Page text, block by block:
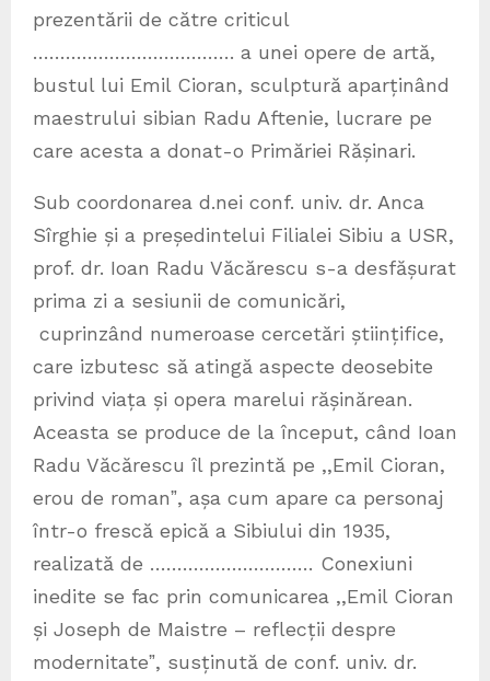
prezentării de către criticul
………………………………. a unei opere de artă,
bustul lui Emil Cioran, sculptură aparținând
maestrului sibian Radu Aftenie, lucrare pe
care acesta a donat-o Primăriei Rășinari.
Sub coordonarea d.nei conf. univ. dr. Anca
Sîrghie și a președintelui Filialei Sibiu a USR,
prof. dr. Ioan Radu Văcărescu s-a desfășurat
prima zi a sesiunii de comunicări,
cuprinzând numeroase cercetări științifice,
care izbutesc să atingă aspecte deosebite
privind viața și opera marelui rășinărean.
Aceasta se produce de la început, când Ioan
Radu Văcărescu îl prezintă pe ,,Emil Cioran,
erou de romanˮ, așa cum apare ca personaj
într-o frescă epică a Sibiului din 1935,
realizată de ………………………… Conexiuni
inedite se fac prin comunicarea ,,Emil Cioran
și Joseph de Maistre – reflecții despre
modernitateˮ, susținută de conf. univ. dr.